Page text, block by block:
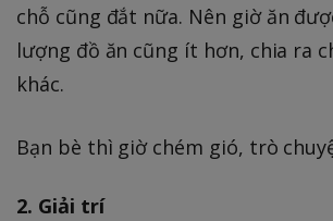
chỗ cũng đắt nữa. Nên giờ ăn
lượng đồ ăn cũng ít hơn, chia ra
khác.
Bạn bè thì giờ chém gió, trò
2. Giải trí